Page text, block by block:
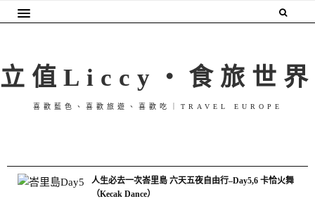
立值Liccy・食旅世界
喜歡藍色、喜歡旅遊、喜歡吃｜TRAVEL EUROPE
人生必去一次峇里島 六天五夜自由行–Day5,6 卡恰火舞
（Kecak Dance）